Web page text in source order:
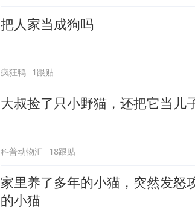
把人家当成狗吗
疯狂鸭 1跟贴
大叔捡了只小野猫，还把它当儿
科普动物汇 18跟贴
家里养了多年的小猫，突然发怒
的小猫